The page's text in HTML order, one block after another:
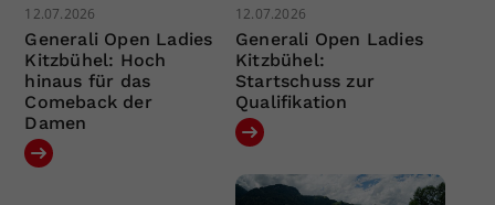
12.07.2026
Generali Open Ladies
Kitzbühel: Hoch
hinaus für das
Comeback der
Damen
12.07.2026
Generali Open Ladies
Kitzbühel:
Startschuss zur
Qualifikation